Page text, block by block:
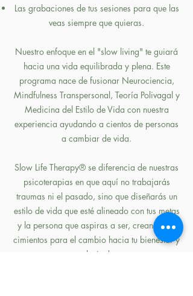
Las grabaciones de tus sesiones para que las
veas siempre que quieras.
Nuestro enfoque en el "slow living" te guiará
hacia una vida equilibrada y plena. Este
programa nace de fusionar Neurociencia,
Mindfulness Transpersonal, Teoría Polivagal y
Medicina del Estilo de Vida con nuestra
experiencia ayudando a cientos de personas
a cambiar de vida.
Slow Life Therapy® se diferencia de nuestras
psicoterapias en que aquí no trabajarás
traumas ni el pasado, sino que diseñarás un
estilo de vida que esté alineado con tus metas
y la persona que aspiras a ser, creando los
cimientos para el cambio hacia tu bienestar y
plenitud.